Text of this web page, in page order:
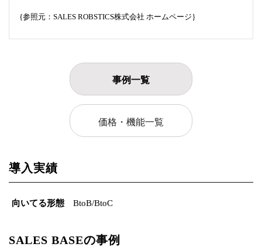
{参照元：SALES ROBSTICS株式会社 ホームページ｝
事例一覧
価格・機能一覧
導入実績
向いてる形態 BtoB/BtoC
SALES BASEの事例